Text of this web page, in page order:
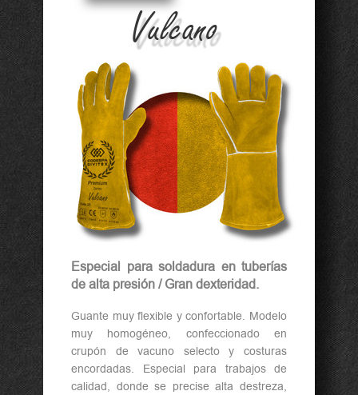
Vulcano
Especial para soldadura en tuberías
de alta presión / Gran dexteridad.
Guante muy flexible y confortable. Modelo
muy homogéneo, confeccionado en
crupón de vacuno selecto y costuras
encordadas. Especial para trabajos de
calidad, donde se precise alta destreza,